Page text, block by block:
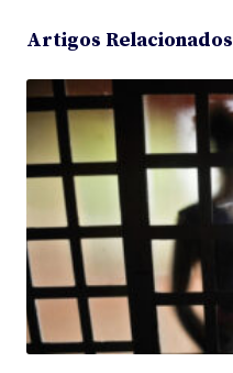
Artigos Relacionados